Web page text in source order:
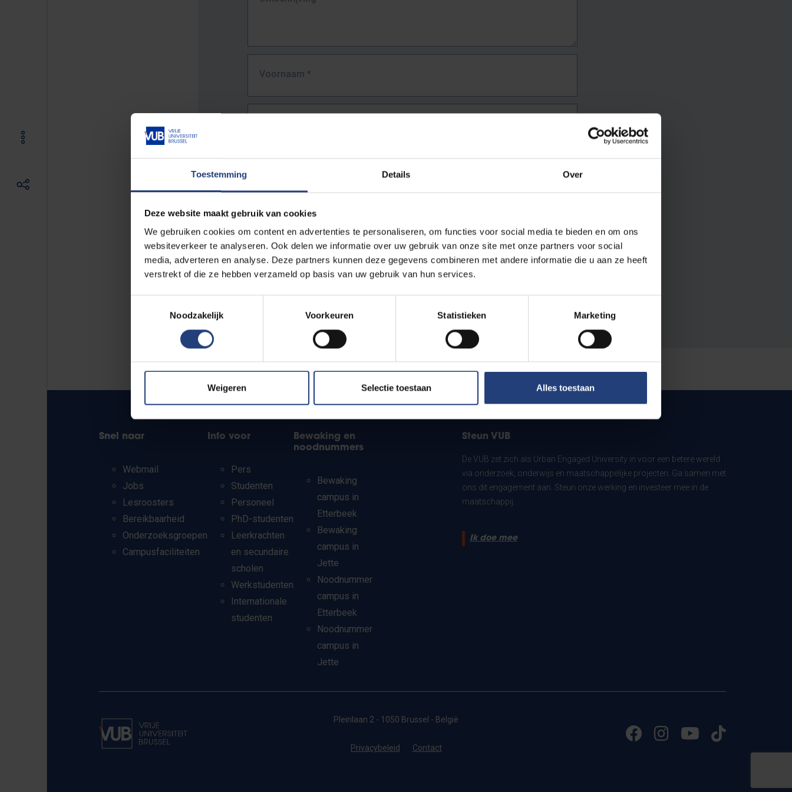
Toestemming Details Over
Deze website maakt gebruik van cookies
We gebruiken cookies om content en advertenties te personaliseren, om functies voor social media te bieden en om ons
websiteverkeer te analyseren. Ook delen we informatie over uw gebruik van onze site met onze partners voor social
media, adverteren en analyse. Deze partners kunnen deze gegevens combineren met andere informatie die u aan ze heeft
verstrekt of die ze hebben verzameld op basis van uw gebruik van hun services.
Noodzakelijk
Voorkeuren Statistieken Marketing
Weigeren Selectie toestaan Alles toestaan
Voornaam *
URL*
De volledige URL van de pagina waar je de fout zag.
Bv. https://www.vub.be/nl/studeren-aan-de-vub/alle-opleidingen
Snel naar
Webmail
Jobs
Lesroosters
Bereikbaarheid
Onderzoeksgroepen
Campusfaciliteiten
Info voor
Pers
Studenten
Personeel
PhD-studenten
Leerkrachten
en secundaire
scholen
Werkstudenten
Internationale
studenten
Bewaking en
noodnummers
Bewaking
campus in
Etterbeek
Bewaking
campus in
Jette
Noodnummer
campus in
Etterbeek
Noodnummer
campus in
Jette
Steun VUB
De VUB zet zich als Urban Engaged University in voor een betere wereld
via onderzoek, onderwijs en maatschappelijke projecten. Ga samen met
ons dit engagement aan. Steun onze werking en investeer mee in de
maatschappij.
Ik doe mee
Pleinlaan 2 - 1050 Brussel - België
Privacybeleid Contact